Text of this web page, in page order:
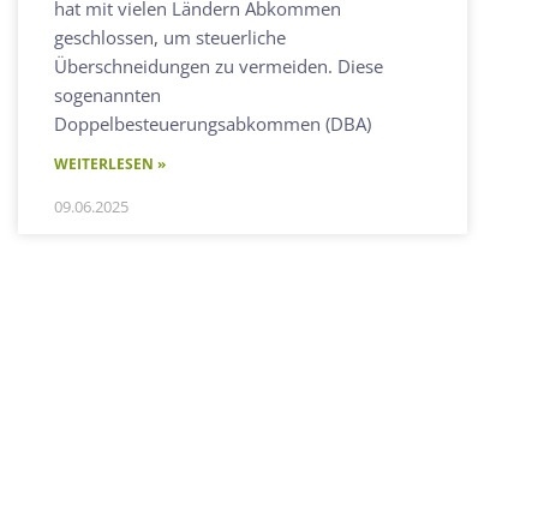
hat mit vielen Ländern Abkommen
geschlossen, um steuerliche
Überschneidungen zu vermeiden. Diese
sogenannten
Doppelbesteuerungsabkommen (DBA)
WEITERLESEN »
09.06.2025